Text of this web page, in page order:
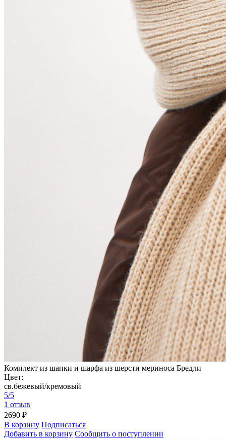
Комплект из шапки и шарфа из шерсти мериноса Бредли
Цвет:
св.бежевый/кремовый
5/5
1 отзыв
2690 ₽
В корзину Подписаться
Добавить в корзину Сообщить о поступлении